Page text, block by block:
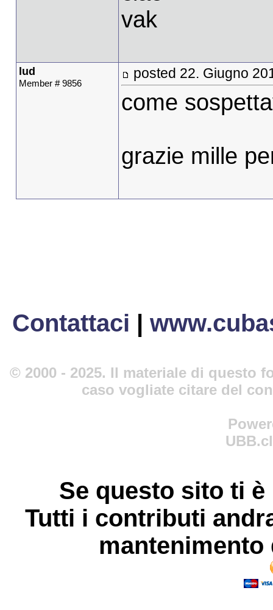
vak
lud
Member # 9856
posted 22. Giugno
come
grazie mille
Contattaci |
© 2000 - 2025. Il materiale di questo
caso vogliate citare del
Se questo sito ti
Tutti i contributi